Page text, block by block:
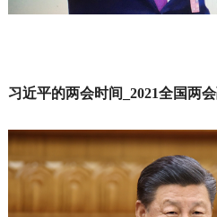
习近平的两会时间_2021全国两